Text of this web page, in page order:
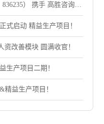
） 携手 高胜咨询｜
式启动 精益生产项目！
改善模块 圆满收官！
生产项目二期！
精益生产项目！